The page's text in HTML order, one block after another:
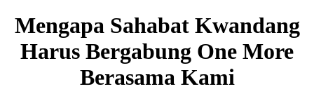
Mengapa Sahabat Kwandang
Harus Bergabung One More
Berasama Kami